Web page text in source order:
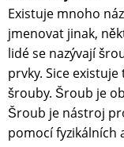
Existuje mnoho
jmenovat jinak,
lidé se nazývají
prvky. Sice
šrouby. Šroub je
Šroub je nástroj
pomocí fyzikálních